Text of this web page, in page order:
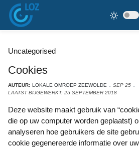
Uncategorised
Cookies
AUTEUR: LOKALE OMROEP ZEEWOLDE
SEP 25
LAATST BIJGEWERKT: 25 SEPTEMBER 2018
Deze website maakt gebruik van “cookies” (tekstbestandtjes
die op uw computer worden geplaatst)
analyseren hoe gebruikers de site
cookie gegenereerde informatie over